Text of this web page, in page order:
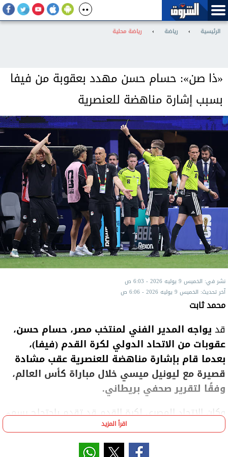
الرئيسية › رياضة › رياضة محلية
«ذا صن»: حسام حسن مهدد بعقوبة من فيفا
بسبب إشارة مناهضة للعنصرية
نشر في: الخميس 9 يوليه 2026 - 6:03 ص
آخر تحديث: الخميس 9 يوليه 2026 - 6:06 ص
محمد ثابت
قد يواجه المدير الفني لمنتخب مصر، حسام حسن،
عقوبات من الاتحاد الدولي لكرة القدم (فيفا)،
بعدما قام بإشارة مناهضة للعنصرية عقب مشادة
قصيرة مع ليونيل ميسي خلال مباراة كأس العالم،
وفقًا لتقرير صحفي بريطاني.
وكان الاتحاد المصري لكرة القدم قد تقدم باحتجاج رسمي
إلى فيفا عقب خروج المنتخب من البطولة، مطالبًا
باستبعاد طاقم التحكيم الذي أدار الخسارة أمام الأرجنتين
اقرأ المزيد